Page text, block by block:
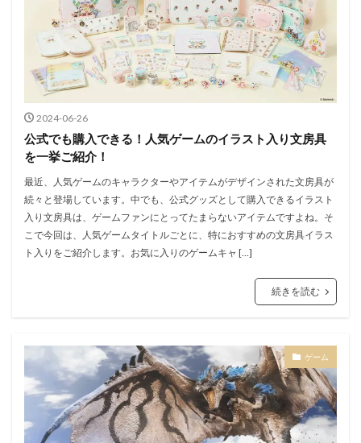
2024-06-26
公式でも購入できる！人気ゲームのイラスト入り文房具
を一挙ご紹介！
最近、人気ゲームのキャラクターやアイテムがデザインされた文房具が
続々と登場しています。中でも、公式グッズとして購入できるイラスト
入り文房具は、ゲームファンにとってたまらないアイテムですよね。そ
こで今回は、人気ゲームタイトルごとに、特におすすめの文房具イラス
ト入りをご紹介します。お気に入りのゲームキャ […]
続きを読む
ゲーム